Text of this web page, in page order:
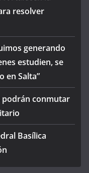
resolver
generando
estudien, se
en Salta”
podrán conmutar
Basílica